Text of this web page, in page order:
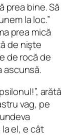
prea bine. Să
la loc.”
prea mică
de nişte
de rocă de
ascunsă.
arătă
vag, pe
el, e cât